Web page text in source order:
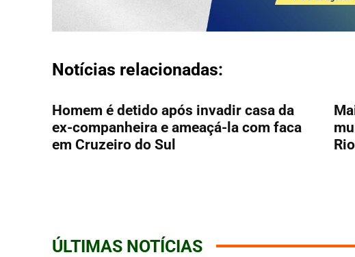
Notícias relacionadas:
Homem é detido após invadir casa da
ex-companheira e ameaçá-la com faca
em Cruzeiro do Sul
ÚLTIMAS NOTÍCIAS